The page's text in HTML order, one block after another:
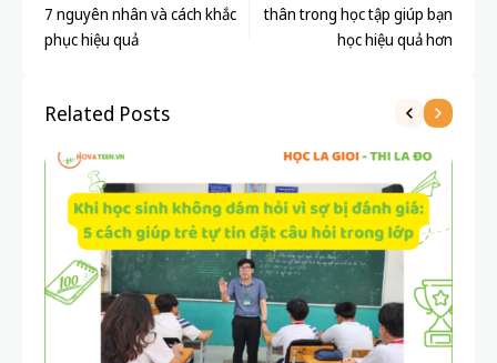
7 nguyên nhân và cách khắc
phục hiệu quả
thân trong học tập giúp bạn
học hiệu quả hơn
Related Posts